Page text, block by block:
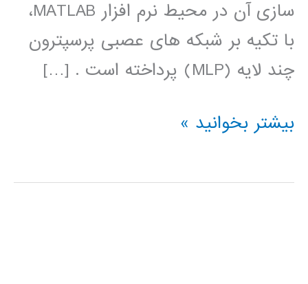
سازی آن در محیط نرم افزار MATLAB،
با تکیه بر شبکه های عصبی پرسپترون
چند لایه (MLP) پرداخته است . […]
آموزش
ابزار
بیشتر بخوانید »